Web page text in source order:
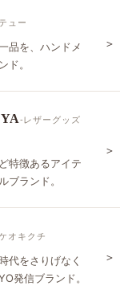
ュー
品を、ハンドメ
ド。
＞
-レザーグッズ
特徴あるアイテ
ブランド。
＞
オキクチ
代をさりげなく
発信ブランド。
＞